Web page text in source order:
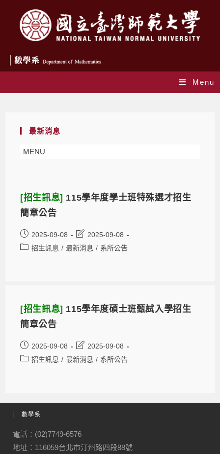
Menu
最新消息
MENU
[招生訊息] 115學年度學士班特殊選才招生
簡章公告
2025-09-08
2025-09-08
招生訊息 / 最新消息 / 系所公告
[招生訊息] 115學年度碩士班甄試入學招生
簡章公告
2025-09-08
2025-09-08
招生訊息 / 最新消息 / 系所公告
數學系
電話：(02)7749-6576
地址：116059台北市汀州路四段88號